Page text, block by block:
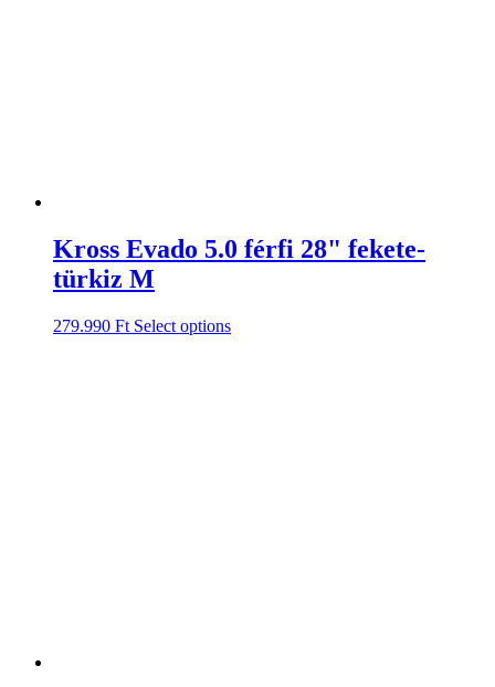
Kross Evado 5.0 férfi 28" fekete-
türkiz M
279.990 Ft Select options